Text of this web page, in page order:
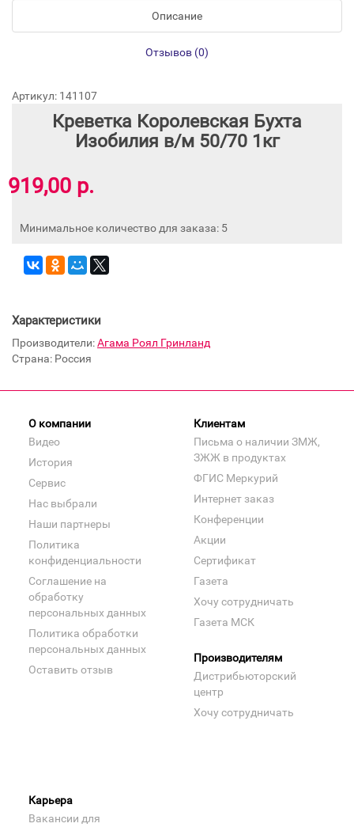
Описание
Отзывов (0)
Артикул: 141107
Креветка Королевская Бухта
Изобилия в/м 50/70 1кг
919,00 р.
Минимальное количество для заказа: 5
Характеристики
Производители:Агама Роял Гринланд
Страна: Россия
О компании
Видео
История
Сервис
Нас выбрали
Наши партнеры
Политика
конфиденциальности
Соглашение на
обработку
персональных данных
Политика обработки
персональных данных
Оставить отзыв
Клиентам
Письма о наличии ЗМЖ,
ЗЖЖ в продуктах
ФГИС Меркурий
Интернет заказ
Конференции
Акции
Сертификат
Газета
Хочу сотрудничать
Газета МСК
Производителям
Дистрибьюторский
центр
Хочу сотрудничать
Карьера
Вакансии для